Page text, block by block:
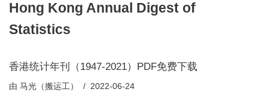
Hong Kong Annual Digest of
Statistics
香港统计年刊（1947-2021）PDF免费下载
由 马光（搬运工） 2022-06-24